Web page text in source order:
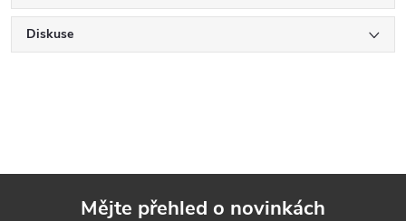
Diskuse
Mějte přehled o novinkách